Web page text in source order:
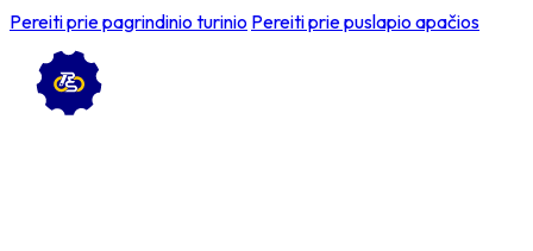
Pereiti prie pagrindinio turinio Pereiti prie puslapio apačios